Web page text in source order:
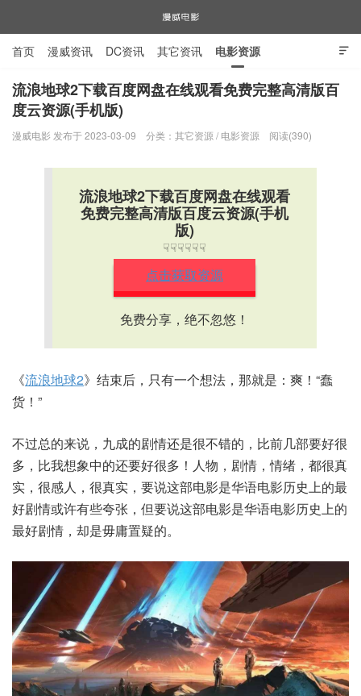
漫威电影

首页 漫威资讯 DC资讯 其它资讯 电影资源
电视剧资源 漫威图片
流浪地球2下载百度网盘在线观看免费完整高清版百
度云资源(手机版)
漫威电影 发布于 2023-03-09 分类： 其它资源 / 电影资源 阅读(390)
流浪地球2下载百度网盘在线观看
免费完整高清版百度云资源(手机
版)
☟☟☟☟☟☟
点击获取资源
免费分享，绝不忽悠！
《流浪地球2》结束后，只有一个想法，那就是：爽！“蠢
货！”
不过总的来说，九成的剧情还是很不错的，比前几部要好很
多，比我想象中的还要好很多！人物，剧情，情绪，都很真
实，很感人，很真实，要说这部电影是华语电影历史上的最
好剧情或许有些夸张，但要说这部电影是华语电影历史上的
最好剧情，却是毋庸置疑的。